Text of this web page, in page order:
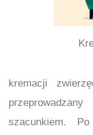
kremacji
szacunkiem.